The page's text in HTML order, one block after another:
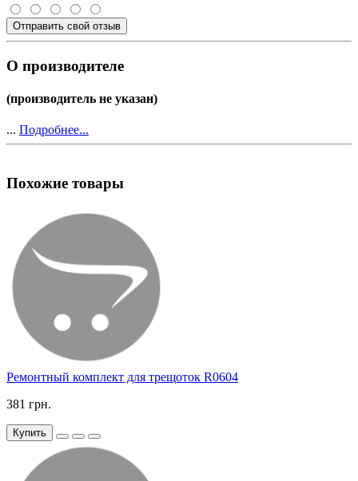
Отправить свой отзыв
О производителе
(производитель не указан)
... Подробнее...
Похожие товары
Ремонтный комплект для трещоток R0604
381 грн.
Купить